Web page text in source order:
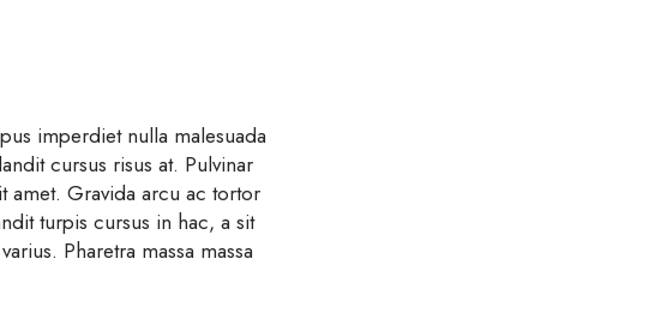
imperdiet nulla malesuada
cursus risus at. Pulvinar
amet. Gravida arcu ac tortor
turpis cursus in hac, a sit
Pharetra massa massa